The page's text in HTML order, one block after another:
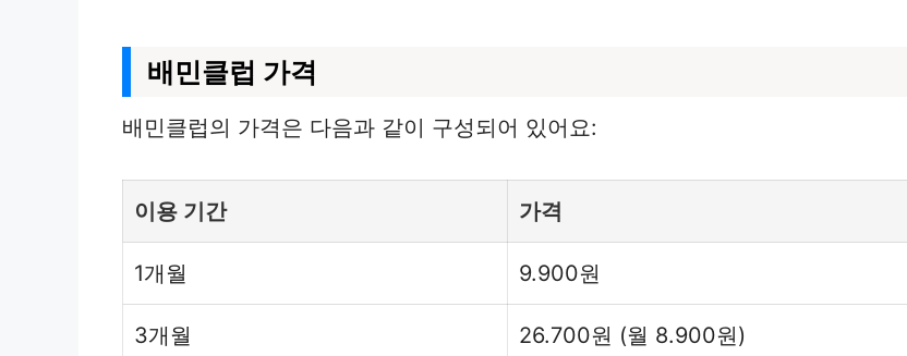
배민클럽 가격
배민클럽의 가격은 다음과 같이 구성되어 있어요:
이용 기간 가격
1개월 9.900원
3개월 26.700원 (월 8.900원)